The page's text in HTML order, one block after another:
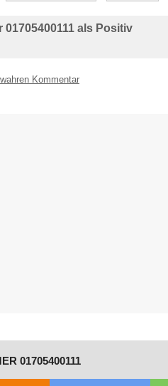
01705400111 als Positiv
Kommentar
01705400111